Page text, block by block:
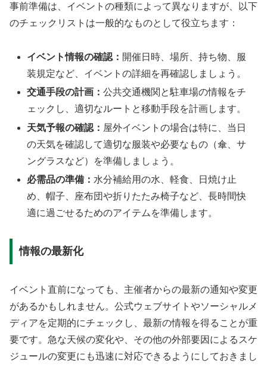
事前準備は、イベントの種類によって異なりますが、以下
のチェックリストは一般的なものとして役立ちます：
イベント情報の確認： 開催日時、場所、持ち物、服
装規定など、イベントの詳細を再確認しましょう。
交通手段の計画：公共交通機関と駐車場の情報をチ
ェックし、適切なルートと移動手段を計画します。
天気予報の確認： 屋外イベントの場合は特に、当日
の天気を確認して適切な服装や必要なもの（傘、サ
ングラスなど）を準備しましょう。
必需品の準備： 水分補給用の水、軽食、日焼け止
め、帽子、座布団や折りたたみ椅子など、長時間快
適に過ごせるためのアイテムを準備します。
情報の最新化
イベント直前になっても、主催者からの最新の通知や変更
があるかもしれません。公式ウェブサイトやソーシャルメ
ディアを定期的にチェックし、最新の情報を得ることが重
要です。急な天候の変化や、その他の外部要因によるスケ
ジュールの変更にも迅速に対応できるようにしておきまし